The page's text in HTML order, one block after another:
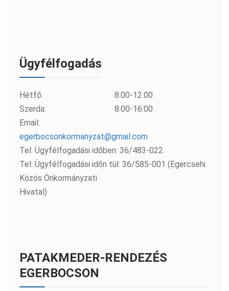
Ügyfélfogadás
Hétfő:
8.00-12.00
Szerda:
8.00-16.00
Email:
egerbocsonkormanyzat@gmail.com
Tel: Ügyfélfogadási időben: 36/483-022.
Tel: Ügyfélfogadási időn túl: 36/585-001 (Egercsehi
Közös Önkormányzati
Hivatal)
PATAKMEDER-RENDEZÉS
EGERBOCSON